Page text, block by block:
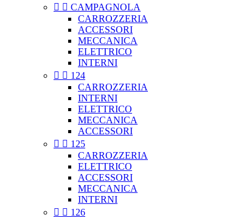
  CAMPAGNOLA
CARROZZERIA
ACCESSORI
MECCANICA
ELETTRICO
INTERNI
  124
CARROZZERIA
INTERNI
ELETTRICO
MECCANICA
ACCESSORI
  125
CARROZZERIA
ELETTRICO
ACCESSORI
MECCANICA
INTERNI
  126